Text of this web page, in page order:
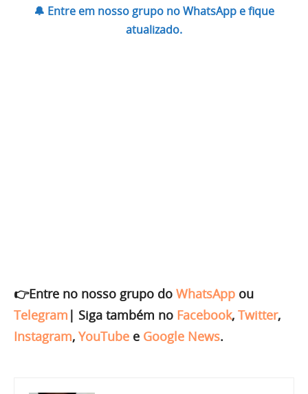
🔔 Entre em nosso grupo no WhatsApp e fique
atualizado.
👉Entre no nosso grupo do WhatsApp ou
Telegram | Siga também no Facebook, Twitter,
Instagram, YouTube e Google News.